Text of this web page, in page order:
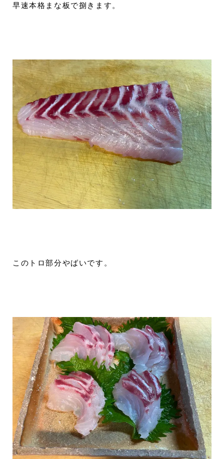
早速本格まな板で捌きます。
このトロ部分やばいです。